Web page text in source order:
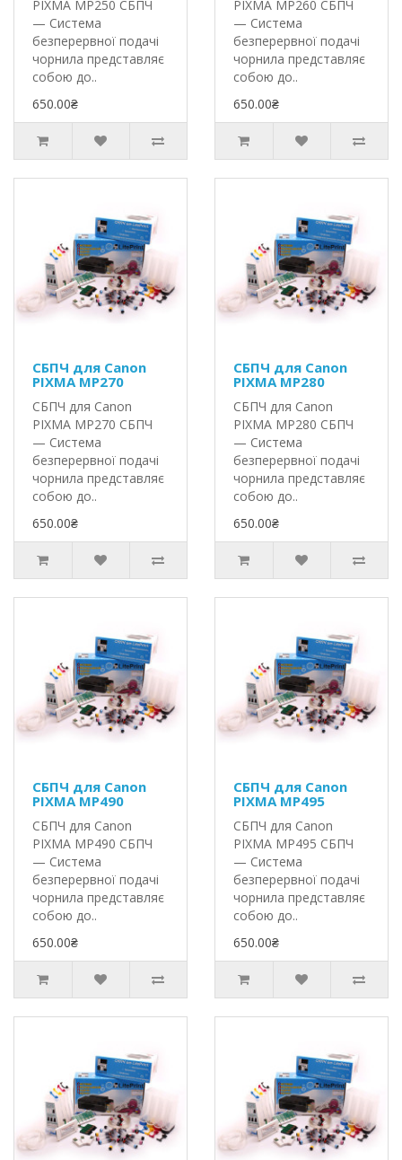
PIXMA MP250 СБПЧ
— Система
безперервної подачі
чорнила представляє
собою до..
650.00₴
PIXMA MP260 СБПЧ
— Система
безперервної подачі
чорнила представляє
собою до..
650.00₴
СБПЧ для Canon
PIXMA MP270
СБПЧ для Canon
PIXMA MP270 СБПЧ
— Система
безперервної подачі
чорнила представляє
собою до..
650.00₴
СБПЧ для Canon
PIXMA MP280
СБПЧ для Canon
PIXMA MP280 СБПЧ
— Система
безперервної подачі
чорнила представляє
собою до..
650.00₴
СБПЧ для Canon
PIXMA MP490
СБПЧ для Canon
PIXMA MP490 СБПЧ
— Система
безперервної подачі
чорнила представляє
собою до..
650.00₴
СБПЧ для Canon
PIXMA MP495
СБПЧ для Canon
PIXMA MP495 СБПЧ
— Система
безперервної подачі
чорнила представляє
собою до..
650.00₴